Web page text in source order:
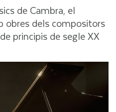
de Cambra, el
obres dels compositors
principis de segle XX